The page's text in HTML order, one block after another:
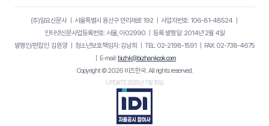
(주)일요신문사｜ 서울특별시 용산구 만리재로 192｜ 사업자번호: 106-81-48524｜
인터넷신문사업등록번호: 서울, 아02990
등록·발행일: 2014년 2월 4일
발행인/편집인: 김원양｜ 청소년보호책임자: 김남희 TEL: 02-2198-1591
FAX: 02-738-4675
E-mail: bizhk@bizhankook.com
Copyright © 2026 비즈한국. All rights reserved.
UPDATE 2026년 7월 16일